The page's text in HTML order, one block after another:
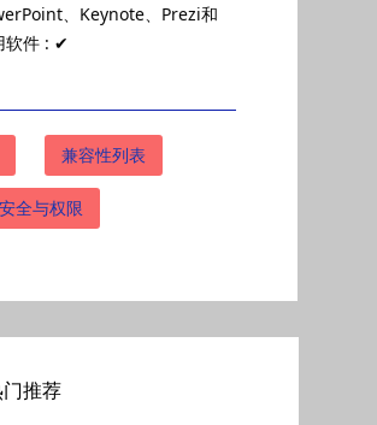
、Keynote、Prezi和
软件 : ✔
兼容性列表
全与权限
推荐